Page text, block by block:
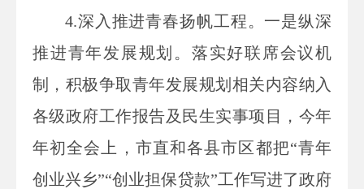
4.深入推进青春扬帆工程。一是纵深
推进青年发展规划。落实好联席会议机
制，积极争取青年发展规划相关内容纳入
各级政府工作报告及民生实事项目，今年
年初全会上，市直和各县市区都把“青年
创业兴乡”“创业担保贷款”工作写进了政府